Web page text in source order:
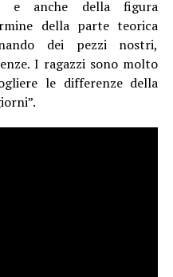
e anche della figura
della parte teorica
dei pezzi nostri,
I ragazzi sono molto
le differenze della